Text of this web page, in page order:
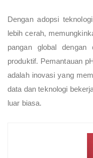
Dengan adopsi
lebih cerah,
pangan global
produktif. Pemantauan
adalah inovasi yang
data dan teknologi
luar biasa.